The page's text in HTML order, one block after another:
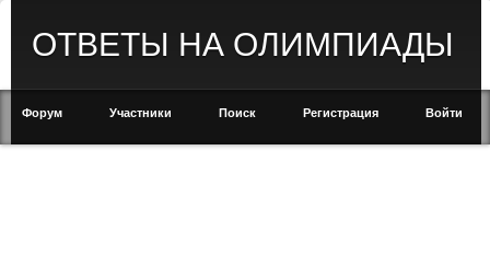
ОТВЕТЫ НА ОЛИМПИАДЫ
Форум Участники Поиск Регистрация Войти